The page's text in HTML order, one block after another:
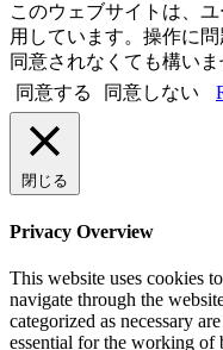
このウェブサイトは、
用しています。操作に
同意されなくても構いま
同意する
同意しない
閉じる
Privacy Overview
This website uses cookies
navigate through the
categorized as necessary
essential for the working of